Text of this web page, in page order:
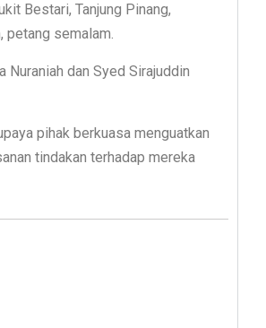
Bestari, Tanjung Pinang,
petang semalam.
Nuraniah dan Syed Sirajuddin
pihak berkuasa menguatkan
tindakan terhadap mereka